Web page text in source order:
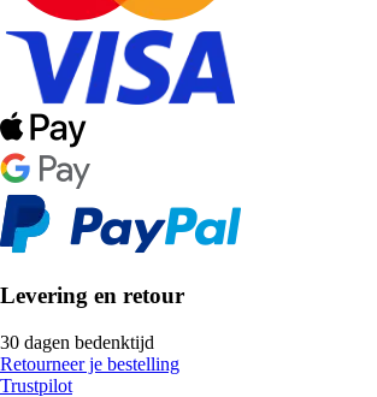
Levering en retour
30 dagen bedenktijd
Retourneer je bestelling
Trustpilot